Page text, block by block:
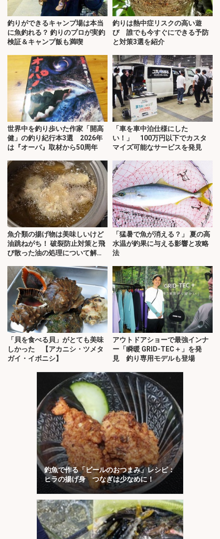
釣りができるキャンプ場は本当
に魚釣れる？ 釣りのプロが実釣
検証＆キャンプ飯も満喫
釣りは熱中症リスクの高い遊
び 誰でも今すぐにできる予防
と対策3選を紹介
世界中を釣り歩いた作家「開高
健」の釣り紀行本3選 2026年
は『オーパ』取材から50周年
「車を車中泊仕様にした
い！」 100万円以下でカスタ
マイズ可能なサービスを発見
魚介類の揚げ物は美味しいけど
油跳ねがち！ 破裂防止対策と飛
び散った油の処理について解
「猛暑で魚が消える？」 夏の高
水温が釣果に与える影響と攻略
法
「貝を食べる貝」がとても美味
しかった 【アカニシ・ツメタ
ガイ・イボニシ】
アウトドアショーで最強インナ
ー「瞬暖 GRID-TEC＋」を発
見 釣り専用モデルも登場
釣魚で作る「ビールのおつまみ」レシピ：
ヒラの揚げ身 つなぎは少なめに！